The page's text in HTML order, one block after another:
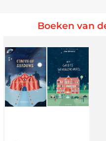
Boeken van